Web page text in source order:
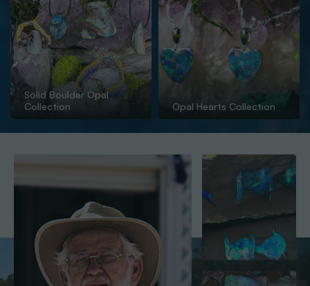
Solid Boulder Opal
Collection
Opal Hearts Collection